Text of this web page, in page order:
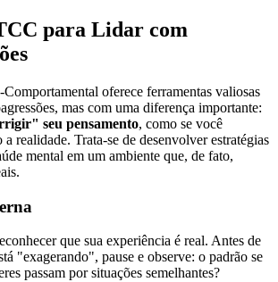
para Lidar com
oferece ferramentas valiosas
mas com uma diferença importante:
seu pensamento, como se você
a realidade. Trata-se de desenvolver estratégias
mental em um ambiente que, de fato,
que sua experiência é real. Antes de
"exagerando", pause e observe: o padrão se
passam por situações semelhantes?